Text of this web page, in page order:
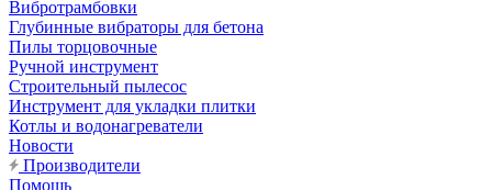
Вибротрамбовки
Глубинные вибраторы для бетона
Пилы торцовочные
Ручной инструмент
Строительный пылесос
Инструмент для укладки плитки
Котлы и водонагреватели
Новости
Производители
Помощь